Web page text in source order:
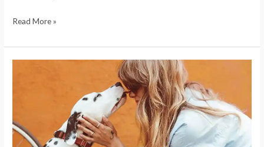
Read More »
eget
porttitor.